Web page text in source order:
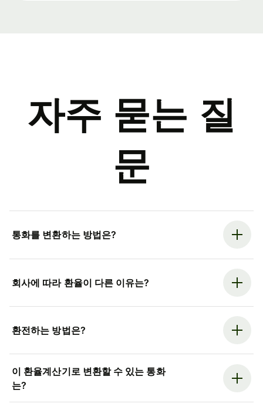
자주 묻는 질
문
통화를 변환하는 방법은?
회사에 따라 환율이 다른 이유는?
환전하는 방법은?
이 환율계산기로 변환할 수 있는 통화
는?